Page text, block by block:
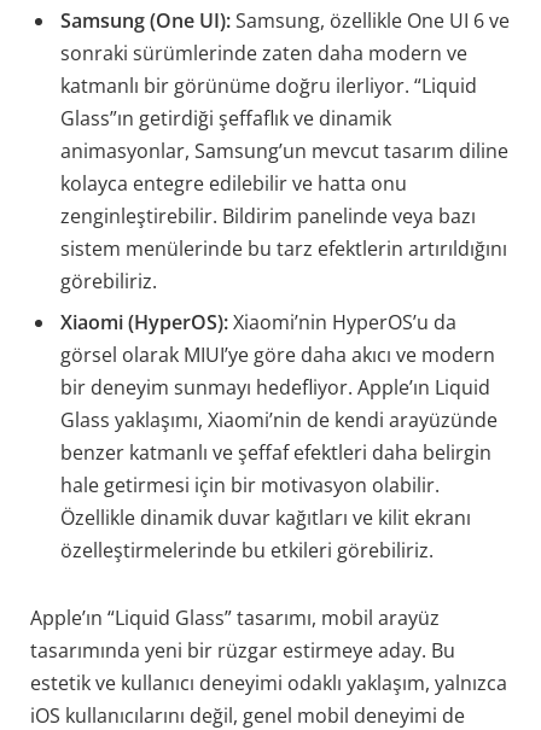
Samsung (One UI):Samsung, özellikle One UI 6 ve
sonraki sürümlerinde zaten daha modern ve
katmanlı bir görünüme doğru ilerliyor. “Liquid
Glass”ın getirdiği şeffaflık ve dinamik
animasyonlar, Samsung’un mevcut tasarım diline
kolayca entegre edilebilir ve hatta onu
zenginleştirebilir. Bildirim panelinde veya bazı
sistem menülerinde bu tarz efektlerin artırıldığını
görebiliriz.
Xiaomi (HyperOS):Xiaomi’nin HyperOS’u da
görsel olarak MIUI’ye göre daha akıcı ve modern
bir deneyim sunmayı hedefliyor. Apple’ın Liquid
Glass yaklaşımı, Xiaomi’nin de kendi arayüzünde
benzer katmanlı ve şeffaf efektleri daha belirgin
hale getirmesi için bir motivasyon olabilir.
Özellikle dinamik duvar kağıtları ve kilit ekranı
özelleştirmelerinde bu etkileri görebiliriz.
Apple’ın “Liquid Glass” tasarımı, mobil arayüz
tasarımında yeni bir rüzgar estirmeye aday. Bu
estetik ve kullanıcı deneyimi odaklı yaklaşım, yalnızca
iOS kullanıcılarını değil, genel mobil deneyimi de